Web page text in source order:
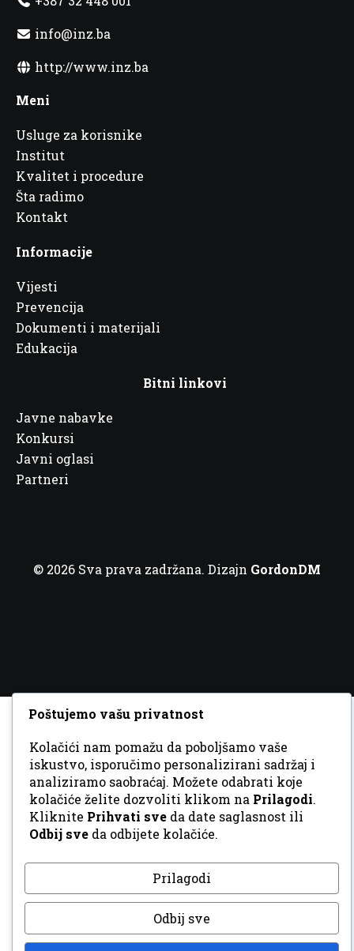
info@inz.ba
http://www.inz.ba
Meni
Usluge za korisnike
Institut
Kvalitet i procedure
Šta radimo
Kontakt
Informacije
Vijesti
Prevencija
Dokumenti i materijali
Edukacija
Bitni linkovi
Javne nabavke
Konkursi
Javni oglasi
Partneri
© 2026 Sva prava zadržana. Dizajn GordonDM
Poštujemo vašu privatnost
Kolačići nam pomažu da poboljšamo vaše
iskustvo, isporučimo personalizirani sadržaj i
analiziramo saobraćaj. Možete odabrati koje
kolačiće želite dozvoliti klikom na Prilagodi.
Kliknite Prihvati sve da date saglasnost ili
Odbij sve da odbijete kolačiće.
Prilagodi
Odbij sve